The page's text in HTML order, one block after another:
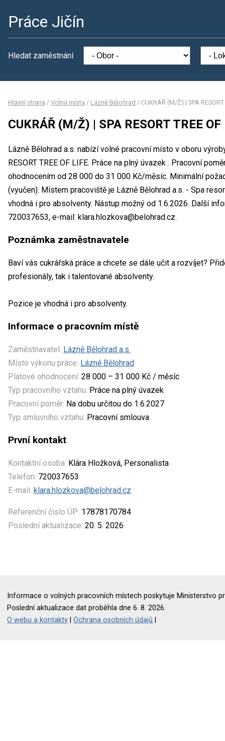
Práce Jičín
Hledat zaměstnání
Hlavní strana / Volná místa / Lázně Bělohrad / CUKRÁŘ (M/Ž) | SPA RESORT
CUKRÁŘ (M/Ž) | SPA RESORT TREE OF
Lázně Bělohrad a.s. nabízí volné pracovní místo v oboru
RESORT TREE OF LIFE. Práce na plný úvazek . Pracovní
ohodnocením od 28 000 do 31 000 Kč/měsíc. Minimální
(vyučen). Místem pracoviště je Lázně Bělohrad a.s. - Spa
vhodná i pro absolventy. Nástup možný od 1.6.2026. Další
720037653, e-mail: klara.hlozkova@belohrad.cz.
Poznámka zaměstnavatele
Baví vás cukrářská práce a chcete se dále učit a rozvíjet?
profesionály, tak i talentované absolventy.
Pozice je vhodná i pro absolventy.
Informace o pracovním místě
Zaměstnavatel: Lázně Bělohrad a.s.
Místo výkonu práce: Lázně Bělohrad
Platové ohodnocení: 28 000 – 31 000 Kč / měsíc
Typ pracovního vztahu: Práce na plný úvazek
Pracovní poměr: Na dobu určitou do 1.6.2027
Typ smluvního vztahu: Pracovní smlouva
První kontakt
Kontaktní osoba: Klára Hložková, Personalista
Telefon: 720037653
E-mail: klara.hlozkova@belohrad.cz
Referenční číslo ÚP: 17878170784
Poslední aktualizace: 20. 5. 2026
Informace o volných pracovních místech poskytuje Ministerstvo
Poslední aktualizace dat proběhla dne 6. 8. 2026.
O webu a kontakty |Ochrana osobních údajů